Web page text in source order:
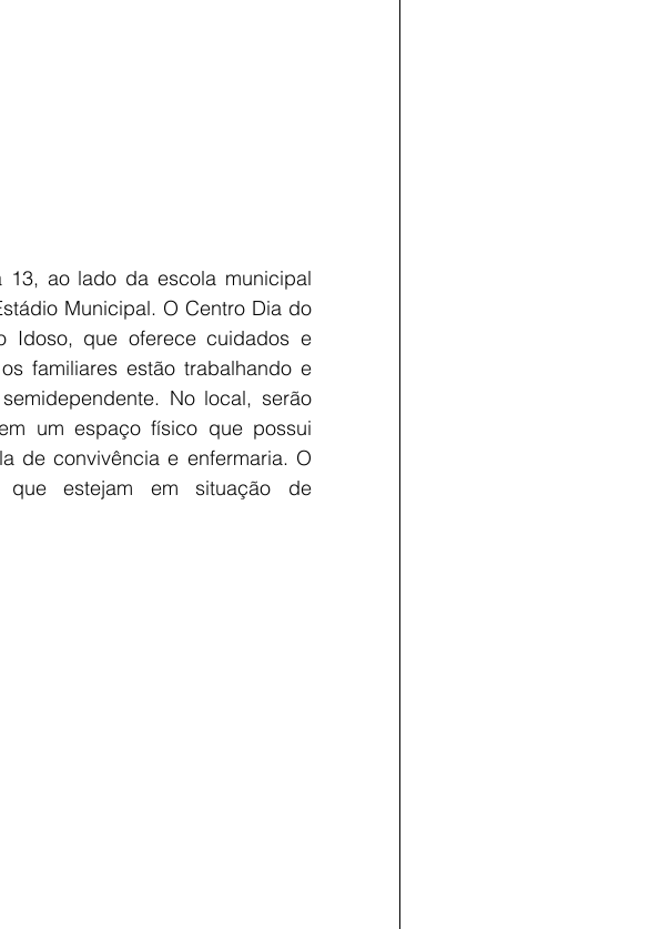
13, ao lado da escola municipal
Municipal. O Centro Dia do
Idoso, que oferece cuidados e
familiares estão trabalhando e
No local, serão
um espaço físico que possui
de convivência e enfermaria. O
estejam em situação de